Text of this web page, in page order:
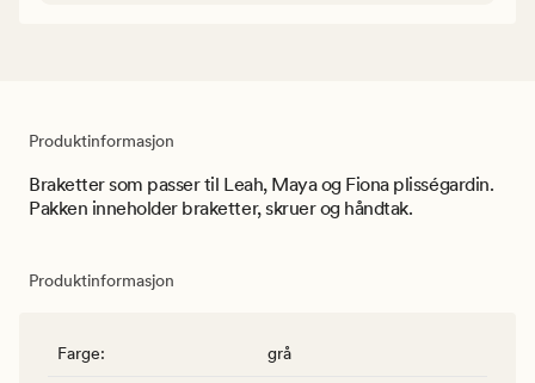
Produktinformasjon
Braketter som passer til Leah, Maya og Fiona plisségardin.
Pakken inneholder braketter, skruer og håndtak.
Produktinformasjon
Farge: grå